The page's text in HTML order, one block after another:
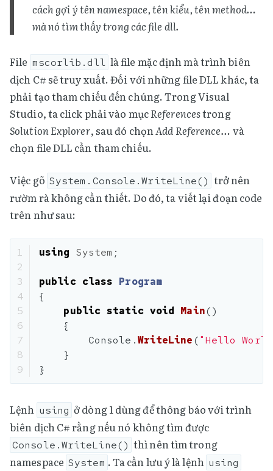
cách gợi ý tên namespace, tên kiểu, tên method…
mà nó tìm thấy trong các file dll.
File mscorlib.dll là file mặc định mà trình biên
dịch C# sẽ truy xuất. Đối với những file DLL khác, ta
phải tạo tham chiếu đến chúng. Trong Visual
Studio, ta click phải vào mụcReferencestrong
Solution Explorer, sau đó chọnAdd Reference… và
chọn file DLL cần tham chiếu.
Việc gõ System.Console.WriteLine() trở nên
rườm rà không cần thiết. Do đó, ta viết lại đoạn code
trên như sau:
1
2
3
4
5
6
7
8
using System ;
public class Program
{
public static void Main()
{
Console .WriteLine("Hello
}
}
Lệnh using ở dòng 1 dùng để thông báo với trình
biên dịch C# rằng nếu nó không tìm được
Console.WriteLine() thì nên tìm trong
namespace System . Ta cần lưu ý là lệnh using